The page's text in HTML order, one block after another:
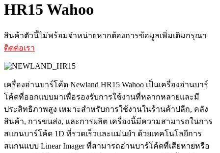
HR15 Wahoo
สินค้าตัวนี้ไม่พร้อมจำหน่ายหากต้องการข้อมูลเพิ่มเติมกรุณา
ติดต่อเรา
เครื่องอ่านบาร์โค้ด Newland HR15 Wahoo เป็นเครื่องอ่านบาร์
โค้ดที่ออกแบบมาเพื่อรองรับการใช้งานที่หลากหลายและมี
ประสิทธิภาพสูง เหมาะสำหรับการใช้งานในร้านค้าปลีก, คลัง
สินค้า, การขนส่ง, และการผลิต เครื่องนี้มีความสามารถในการ
สแกนบาร์โค้ด 1D ที่รวดเร็วและแม่นยำ ด้วยเทคโนโลยีการ
สแกนแบบ Linear Imager ที่สามารถอ่านบาร์โค้ดที่เสียหายหรือ